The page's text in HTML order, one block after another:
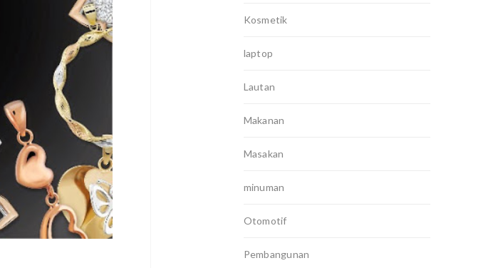
Kosmetik
laptop
Lautan
Makanan
Masakan
minuman
Otomotif
Pembangunan